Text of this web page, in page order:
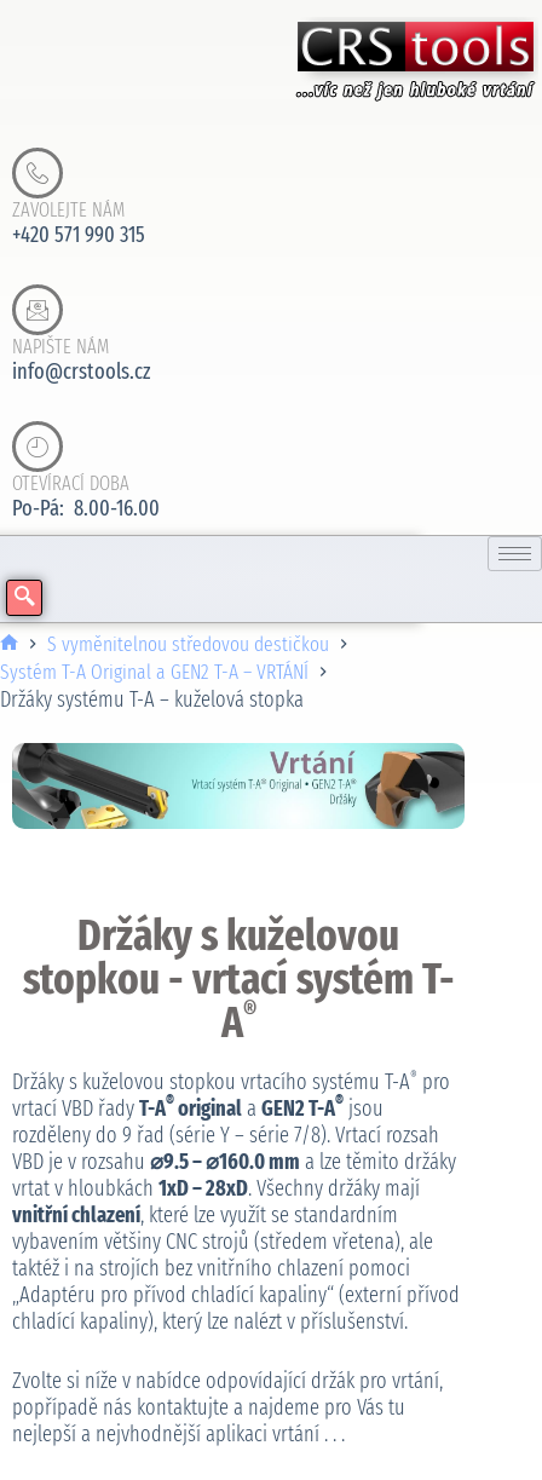
ZAVOLEJTE NÁM
+420 571 990 315
NAPIŠTE NÁM
info@crstools.cz
OTEVÍRACÍ DOBA
Po-Pá: 8.00-16.00
S vyměnitelnou středovou destičkou
Systém T-A Original a GEN2 T-A – VRTÁNÍ
Držáky systému T-A – kuželová stopka
Držáky s kuželovou
stopkou - vrtací systém T-
A®
Držáky s kuželovou stopkou vrtacího systému T-A® pro
vrtací VBD řadyT-A®originala GEN2 T-A® jsou
rozděleny do 9 řad (série Y – série 7/8). Vrtací rozsah
VBD je v rozsahu ⌀9.5 – ⌀160.0 mm a lze těmito držáky
vrtat v hloubkách 1xD – 28xD. Všechny držáky mají
vnitřní chlazení, které lze využít se standardním
vybavením většiny CNC strojů (středem vřetena), ale
taktéž i na strojích bez vnitřního chlazení pomoci
„Adaptéru pro přívod chladící kapaliny“ (externí přívod
chladící kapaliny), který lze nalézt v příslušenství.
Zvolte si níže v nabídce odpovídající držák pro vrtání,
popřípadě nás kontaktujte a najdeme pro Vás tu
nejlepší a nejvhodnější aplikaci vrtání . . .